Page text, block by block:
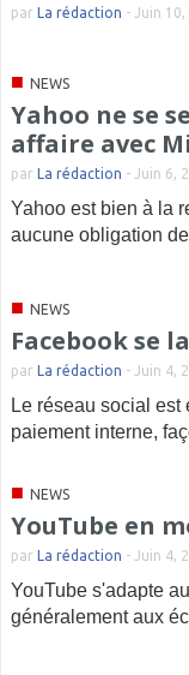
par La rédaction - Juin
■ NEWS
Yahoo ne se
affaire avec
par La rédaction - Juin 6,
Yahoo est bien à la
aucune obligation
■ NEWS
Facebook se
par La rédaction - Juin 4,
Le réseau social est
paiement interne,
■ NEWS
YouTube en
par La rédaction - Juin 4,
YouTube s'adapte
généralement aux